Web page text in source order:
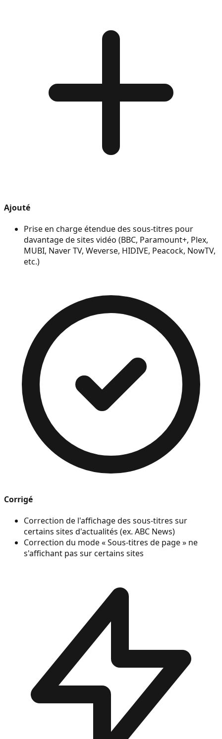
Ajouté
Prise en charge étendue des sous-titres pour
davantage de sites vidéo (BBC, Paramount+, Plex,
MUBI, Naver TV, Weverse, HIDIVE, Peacock, NowTV,
etc.)
Corrigé
Correction de l'affichage des sous-titres sur
certains sites d'actualités (ex. ABC News)
Correction du mode « Sous-titres de page » ne
s'affichant pas sur certains sites